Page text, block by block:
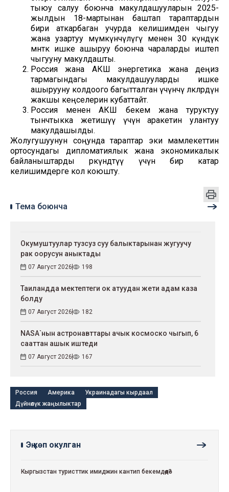
тыюу салуу боюнча макулдашууларын 2025-
жылдын 18-мартынан баштап тараптардын
бири аткарбаган учурда келишимден чыгуу
жана узартуу мүмкүнчүлүгү менен 30 күндүк
мөөнөткө ишке ашыруу боюнча чараларды иштеп
чыгууну макулдашты.
Россия жана АКШ энергетика жана деңиз
тармагындагы макулдашууларды ишке
ашырууну колдоого багытталган үчүнчү өлкөлөрдүн
жакшы кеңселерин кубаттайт.
Россия менен АКШ бекем жана туруктуу
тынчтыкка жетишүү үчүн аракетин улантуу
макулдашылды.
Жолугушуунун соңунда тараптар эки мамлекеттин
ортосундагы дипломатиялык жана экономикалык
байланыштарды өркүндөтүү үчүн бир катар
келишимдерге кол коюшту.
Тема боюнча
Окумуштуулар тузсуз суу балыктарынан жугуучу
рак оорусун аныктады
07 Август 2026 198
Таиландда мектептеги ок атуудан жети адам каза
болду
07 Август 2026 182
NASA`нын астронавттары ачык космоско чыгып, 6
сааттан ашык иштеди
07 Август 2026 167
Россия Америка
Украинадагы кырдаал
Дүйнөлүк жаңылыктар
Эң көп окулган
Кыргызстан туристтик имиджин кантип бекемдөөдө?